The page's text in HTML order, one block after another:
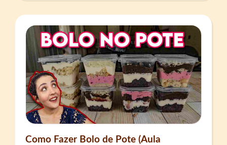
Como Fazer Bolo de Pote (Aula